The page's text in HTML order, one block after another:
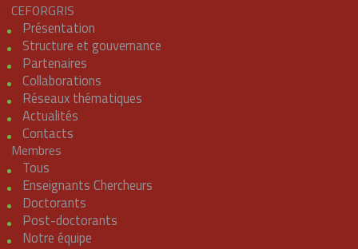
CEFORGRIS
Présentation
Structure et gouvernance
Partenaires
Collaborations
Réseaux thématiques
Actualités
Contacts
Membres
Tous
Enseignants Chercheurs
Doctorants
Post-doctorants
Notre équipe